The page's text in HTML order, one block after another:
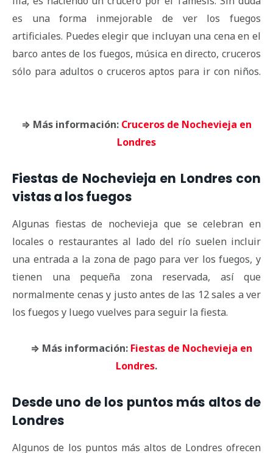
es una forma inmejorable de ver los fuegos
artificiales. Puedes elegir que incluyan una cena en el
barco antes de los fuegos, música en directo, cruceros
sólo para adultos o cruceros aptos para ir con niños.
⇒ Más información: Cruceros de Nochevieja en
Londres
Fiestas de Nochevieja en Londres con
vistas a los fuegos
Algunas fiestas de nochevieja que se celebran en
locales o restaurantes al lado del río suelen incluir
una entrada a la zona de pago para ver los fuegos, y
tienen una pequeña zona reservada, así que
normalmente cenas y justo antes de las 12 sales a ver
los fuegos y luego vuelves para seguir la fiesta.
⇒ Más información: Fiestas de Nochevieja en
Londres.
Desde uno de los puntos más altos de
Londres
Algunos de los puntos más altos de Londres ofrecen